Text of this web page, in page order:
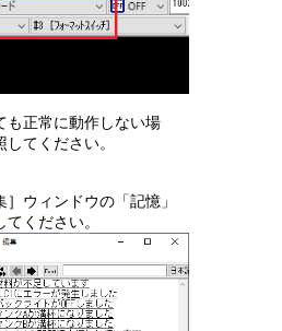
も正常に動作しない場
してください。
］ウィンドウの「記憶」
ください。